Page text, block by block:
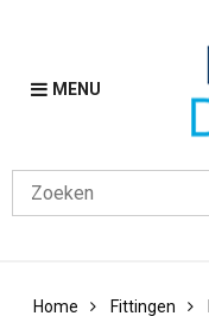
MENU
Home Fittingen